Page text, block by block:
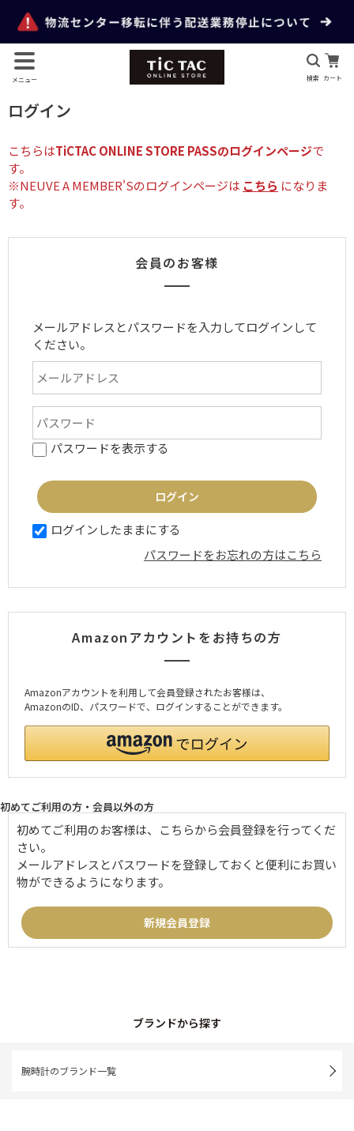
メニュー 検索 カート
ログイン
こちらはTiCTAC ONLINE STORE PASSのログインページで
す。
※NEUVE A MEMBER'Sのログインページは こちら になりま
す。
会員のお客様
メールアドレスとパスワードを入力してログインして
ください。
パスワードを表示する
ログインしたままにする
パスワードをお忘れの方はこちら
Amazonアカウントをお持ちの方
Amazonアカウントを利用して会員登録されたお客様は、
AmazonのID、パスワードで、ログインすることができます。
初めてご利用の方・会員以外の方
初めてご利用のお客様は、こちらから会員登録を行ってくだ
さい。
メールアドレスとパスワードを登録しておくと便利にお買い
物ができるようになります。
ブランドから探す
腕時計のブランド一覧